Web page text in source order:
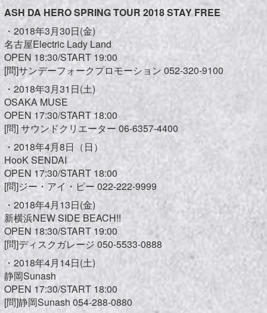
ASH DA HERO SPRING TOUR 2018 STAY FREE
・2018年3月30日(金)
名古屋Electric Lady Land
OPEN 18:30/START 19:00
[問]サンデーフォークプロモーション 052-320-9100
・2018年3月31日(土)
OSAKA MUSE
OPEN 17:30/START 18:00
[問] サウンドクリエーター 06-6357-4400
・2018年4月8日（日）
HooK SENDAI
OPEN 17:30/START 18:00
[問]ジー・アイ・ピー 022-222-9999
・2018年4月13日(金)
新横浜NEW SIDE BEACH!!
OPEN 18:30/START 19:00
[問]ディスクガレージ 050-5533-0888
・2018年4月14日(土)
静岡Sunash
OPEN 17:30/START 18:00
[問]静岡Sunash 054-288-0880